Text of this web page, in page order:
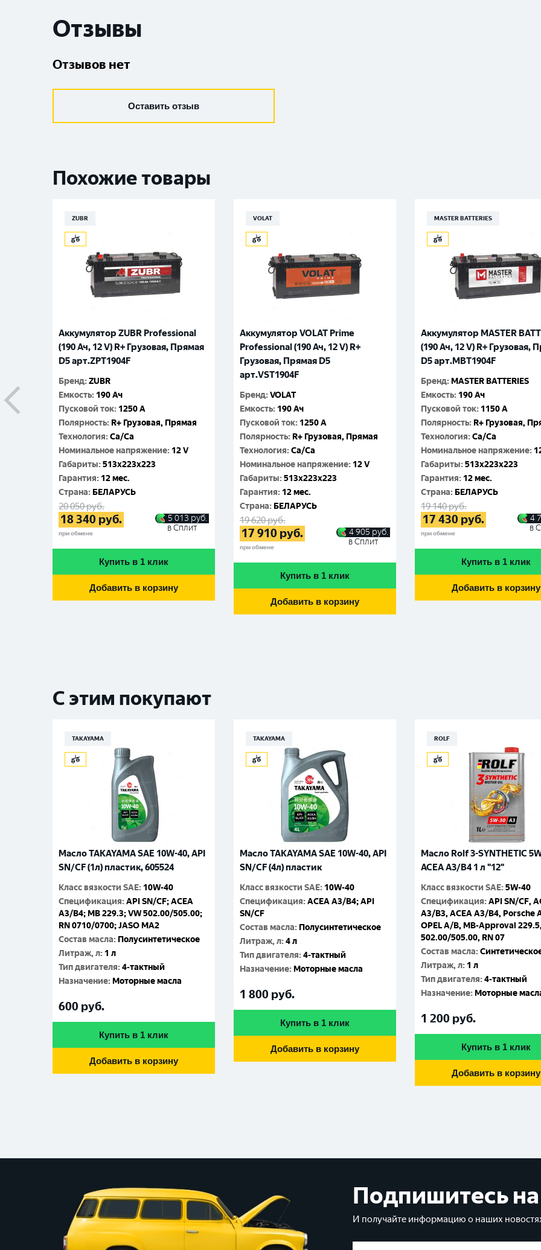
Отзывы
Отзывов нет
Оставить отзыв
Похожие товары
ZUBR
Аккумулятор ZUBR Professional
(190 Ач, 12 V) R+ Грузовая, Прямая
D5 арт.ZPT1904F
Бренд:ZUBR
Емкость: 190 Ач
Пусковой ток: 1250 A
Полярность: R+ Грузовая, Прямая
Технология:Ca/Ca
Номинальное напряжение: 12 V
Габариты:513x223x223
Гарантия: 12 мес.
Cтрана: БЕЛАРУСЬ
20 050руб.
18 340 руб.
при обмене
5 013 руб.
в Сплит
Купить в 1 клик
Добавить в корзину
VOLAT
Аккумулятор VOLAT Prime
Professional (190 Ач, 12 V) R+
Грузовая, Прямая D5
арт.VST1904F
Бренд:VOLAT
Емкость: 190 Ач
Пусковой ток: 1250 A
Полярность: R+ Грузовая, Прямая
Технология:Ca/Ca
Номинальное напряжение: 12 V
Габариты:513x223x223
Гарантия: 12 мес.
Cтрана: БЕЛАРУСЬ
19 620руб.
17 910 руб.
при обмене
4 905 руб.
в Сплит
Купить в 1 клик
Добавить в корзину
MASTER BATTERIES
Аккумулятор MASTER
(190 Ач, 12 V) R+ Грузовая,
D5 арт.MBT1904F
Бренд: MASTER BATTERIES
Емкость: 190 Ач
Пусковой ток: 1150 A
Полярность: R+ Грузовая,
Технология:Ca/Ca
Номинальное напряжение:
Габариты:513x223x223
Гарантия: 12 мес.
Cтрана: БЕЛАРУСЬ
19 140руб.
17 430 руб.
при обмене
4
в
Купить в 1 клик
Добавить в корзину
С этим покупают
TAKAYAMA
Масло TAKAYAMA SAE 10W-40, API
SN/CF (1л) пластик, 605524
Класс вязкости SAE: 10W-40
Спецификация:API SN/CF; ACEA
A3/B4; MB 229.3; VW 502.00/505.00;
RN 0710/0700; JASO MA2
Состав масла: Полусинтетическое
Литраж, л: 1 л
Тип двигателя:4-тактный
Назначение: Моторные масла
600 руб.
Купить в 1 клик
Добавить в корзину
TAKAYAMA
Масло TAKAYAMA SAE 10W-40, API
SN/CF (4л) пластик
Класс вязкости SAE: 10W-40
Спецификация:ACEA A3/B4; API
SN/CF
Состав масла: Полусинтетическое
Литраж, л:4 л
Тип двигателя:4-тактный
Назначение: Моторные масла
1 800 руб.
Купить в 1 клик
Добавить в корзину
ROLF
Масло Rolf 3-SYNTHETIC
ACEA A3/B4 1 л "12"
Класс вязкости SAE:5W-40
Спецификация:API SN/CF,
A3/B3, ACEA A3/B4, Porsche
OPEL A/B, MB-Approval
502.00/505.00, RN 07
Состав масла:
Литраж, л: 1 л
Тип двигателя:4-тактный
Назначение: Моторные
1 200 руб.
Купить в 1 клик
Добавить в корзину
Подпишитесь
И получайте информацию о наших
Выберите ваш город
Гатчина
Москва
Санкт-Петербург
Смоленск